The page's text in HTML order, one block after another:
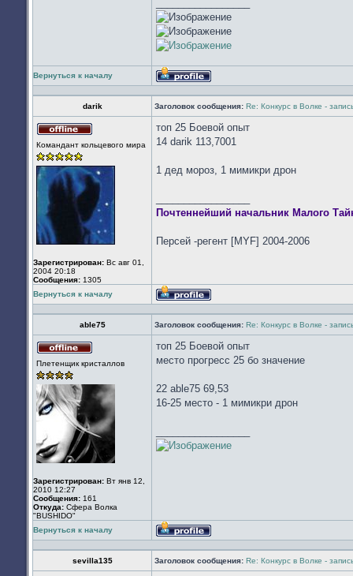
Вернуться к началу
Профиль
darik Заголовок сообщения: Re: Конкурс в Волке -
в
Командант кольцевого мира
Зарегистрирован: Вс авг 01,
2004 20:18
Сообщения: 1305
топ 25 Боевой опыт
14 darik 113,7001
1 дед мороз, 1 мимикри дрон
Почтеннейший начальник Малого
Персей -регент [MYF] 2004-2006
Вернуться к началу
Профиль
able75 Заголовок сообщения: Re: Конкурс в Волке -
в
Плетенщик кристаллов
Зарегистрирован: Вт янв 12,
2010 12:27
Сообщения: 161
Откуда: Сфера Волка
"BUSHIDO"
топ 25 Боевой опыт
место прогресс 25 бо значение
22 able75 69,53
16-25 место - 1 мимикри дрон
Вернуться к началу
Профиль
sevilla135 Заголовок сообщения: Re: Конкурс в Волке -